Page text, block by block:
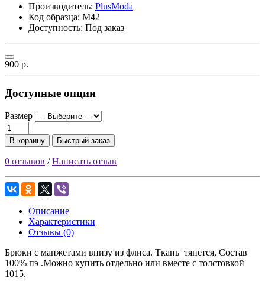
Производитель: PlusModa
Код образца: М42
Доступность: Под заказ
900 р.
Доступные опции
Размер
В корзину Быстрый заказ
0 отзывов /Написать отзыв
Описание
Характеристики
Отзывы (0)
Брюки с манжетами внизу из флиса. Ткань тянется, Состав
100% пэ .Можно купить отдельно или вместе с толстовкой
1015.